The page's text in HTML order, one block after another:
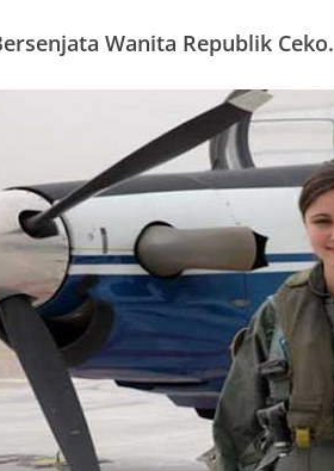
Wanita Republik Ceko.